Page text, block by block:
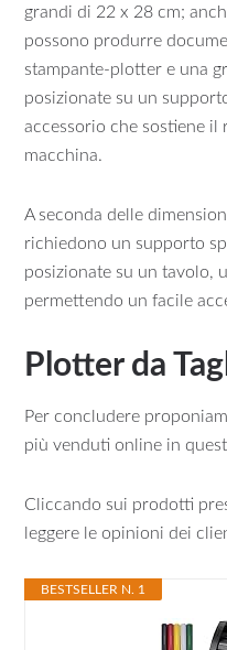
grandi di 22 x 28 cm;
possono produrre
stampante-plotter e una
posizionate su un
accessorio che sostiene
macchina.
A seconda delle
richiedono un supporto
posizionate su un tavolo,
permettendo un facile
Plotter da
Per concludere
più venduti online in
Cliccando sui prodotti
leggere le opinioni dei
BESTSELLER N. 1